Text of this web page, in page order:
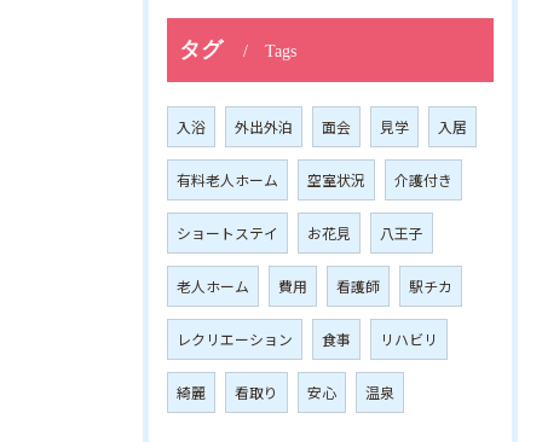
タグ Tags
入浴 外出外泊 面会 見学 入居
有料老人ホーム 空室状況 介護付き
ショートステイ お花見 八王子
老人ホーム 費用 看護師 駅チカ
レクリエーション 食事 リハビリ
綺麗 看取り 安心 温泉